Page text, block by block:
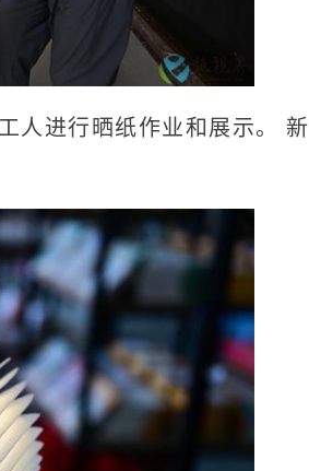
人进行晒纸作业和展示。 新